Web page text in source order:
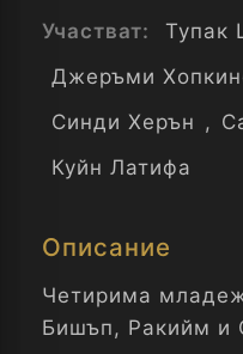
Участват: Тупак
Джеръми
Синди Херън ,
Куйн Латифа
Описание
Четирима
Бишъп, Ракийм и